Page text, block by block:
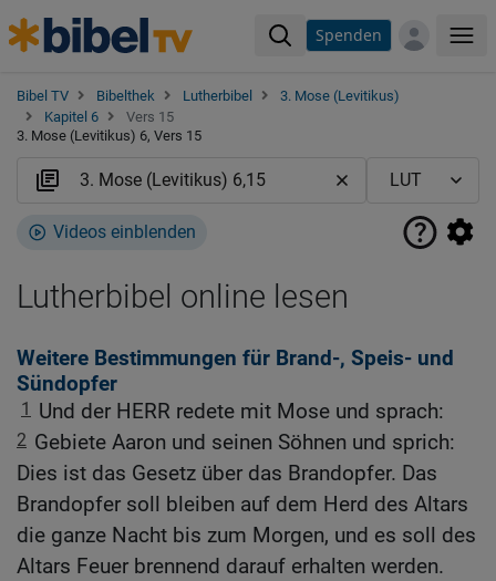
Spenden
Bibel TV Bibelthek Lutherbibel
3. Mose (Levitikus)
Kapitel 6
Vers 15
3. Mose (Levitikus) 6, Vers 15
Videos einblenden
Lutherbibel online lesen
Weitere Bestimmungen für Brand-, Speis- und
Sündopfer
1 Und der HERR redete mit Mose und sprach:
2 Gebiete Aaron und seinen Söhnen und sprich:
Dies ist das Gesetz über das Brandopfer. Das
Brandopfer soll bleiben auf dem Herd des Altars
die ganze Nacht bis zum Morgen, und es soll des
Altars Feuer brennend darauf erhalten werden.